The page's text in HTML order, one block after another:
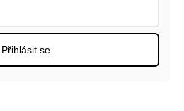
Přihlásit se